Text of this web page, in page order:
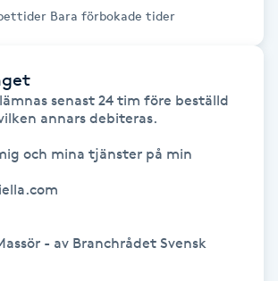
Bara förbokade tider
senast 24 tim före beställd
annars debiteras.
och mina tjänster på min
- av Branchrådet Svensk